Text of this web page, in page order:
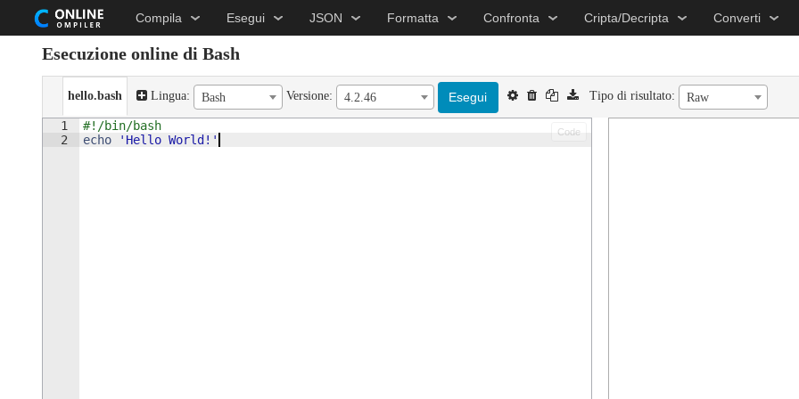
Compila Esegui JSON Formatta Confronta Cripta/Decripta Converti
Esecuzione online di Bash
hello.bash Lingua: Bash Versione: 4.2.46 Esegui Tipo di risultato: Raw
Code
1
2
#!/bin/bash
echo
' Hello World! '